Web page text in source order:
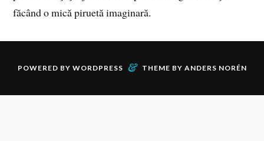
făcând o mică piruetă imaginară.
POWERED BY WORDPRESS & THEME BY ANDERS NORÉN